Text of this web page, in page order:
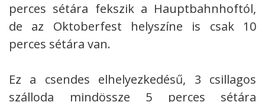
perces sétára fekszik a Hauptbahnhoftól,
de az Oktoberfest helyszíne is csak 10
perces sétára van.
Ez a csendes elhelyezkedésű, 3 csillagos
szálloda mindössze 5 perces sétára